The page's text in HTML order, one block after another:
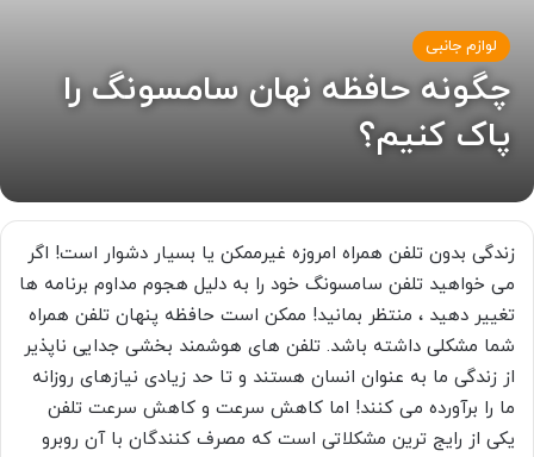
لوازم جانبی
چگونه حافظه نهان سامسونگ را
پاک کنیم؟
زندگی بدون تلفن همراه امروزه غیرممکن یا بسیار دشوار است! اگر
می خواهید تلفن سامسونگ خود را به دلیل هجوم مداوم برنامه ها
تغییر دهید ، منتظر بمانید! ممکن است حافظه پنهان تلفن همراه
شما مشکلی داشته باشد. تلفن های هوشمند بخشی جدایی ناپذیر
از زندگی ما به عنوان انسان هستند و تا حد زیادی نیازهای روزانه
ما را برآورده می کنند! اما کاهش سرعت و کاهش سرعت تلفن
یکی از رایج ترین مشکلاتی است که مصرف کنندگان با آن روبرو